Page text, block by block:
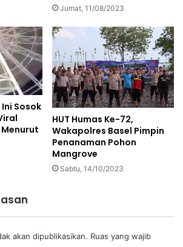
Jumat, 11/08/2023
Sosok
HUT Humas Ke-72,
Wakapolres Basel Pimpin
Penanaman Pohon
Mangrove
Sabtu, 14/10/2023
akan dipublikasikan. Ruas yang wajib